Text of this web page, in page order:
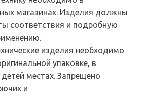
магазинах. Изделия должны
соответствия и подробную
изделия необходимо
упаковке, в
местах. Запрещено
и